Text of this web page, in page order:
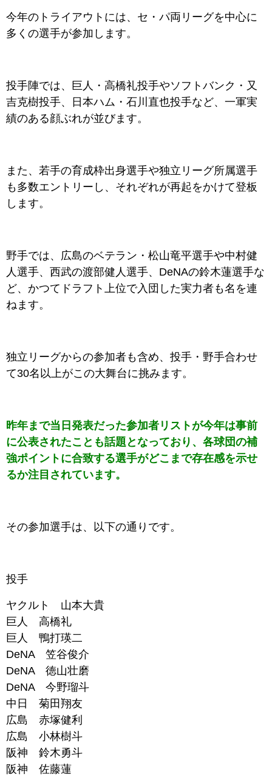
今年のトライアウトには、セ・パ両リーグを中心に
多くの選手が参加します。
投手陣では、巨人・高橋礼投手やソフトバンク・又
吉克樹投手、日本ハム・石川直也投手など、一軍実
績のある顔ぶれが並びます。
また、若手の育成枠出身選手や独立リーグ所属選手
も多数エントリーし、それぞれが再起をかけて登板
します。
野手では、広島のベテラン・松山竜平選手や中村健
人選手、西武の渡部健人選手、DeNAの鈴木蓮選手な
ど、かつてドラフト上位で入団した実力者も名を連
ねます。
独立リーグからの参加者も含め、投手・野手合わせ
て30名以上がこの大舞台に挑みます。
昨年まで当日発表だった参加者リストが今年は事前
に公表されたことも話題となっており、各球団の補
強ポイントに合致する選手がどこまで存在感を示せ
るか注目されています。
その参加選手は、以下の通りです。
投手
ヤクルト 山本大貴
巨人 高橋礼
巨人 鴨打瑛二
DeNA 笠谷俊介
DeNA 徳山壮磨
DeNA 今野瑠斗
中日 菊田翔友
広島 赤塚健利
広島 小林樹斗
阪神 鈴木勇斗
阪神 佐藤蓮